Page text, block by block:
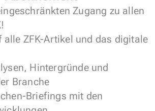
Zugang zu allen
ZFK-Artikel und das digitale
Hintergründe und
Branche
Briefings mit den